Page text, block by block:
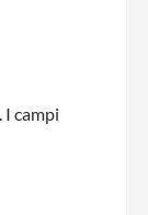
I campi